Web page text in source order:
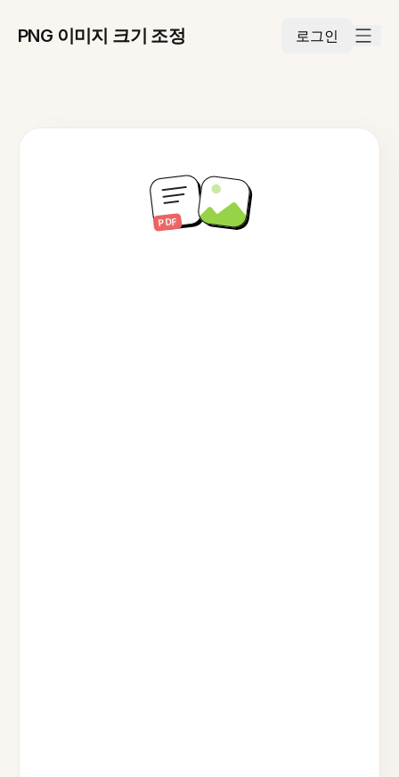
PNG 이미지 크기 조정 로그인